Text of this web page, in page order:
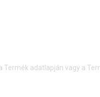
adatlapján vagy a